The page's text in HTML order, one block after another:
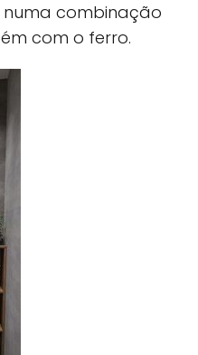
combinação
com o ferro.